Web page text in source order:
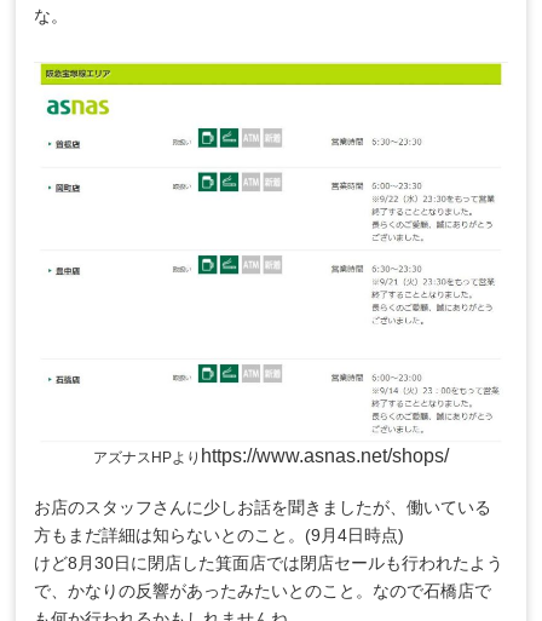
な。
アズナスHPより https://www.asnas.net/shops/
お店のスタッフさんに少しお話を聞きましたが、働いている
方もまだ詳細は知らないとのこと。(9月4日時点)
けど8月30日に閉店した箕面店では閉店セールも行われたよう
で、かなりの反響があったみたいとのこと。なので石橋店で